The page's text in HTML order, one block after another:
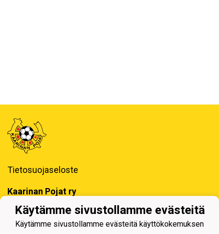
Tietosuojaseloste
Kaarinan Pojat ry
toimisto@kaapo.fi
y-tunnus: 1006858-6
Käytämme sivustollamme evästeitä
Käytämme sivustollamme evästeitä käyttökokemuksen